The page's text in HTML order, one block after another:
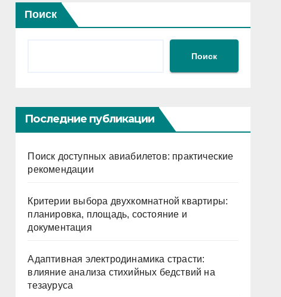
Поиск
Поиск
Последние публикации
Поиск доступных авиабилетов: практические
рекомендации
Критерии выбора двухкомнатной квартиры:
планировка, площадь, состояние и
документация
Адаптивная электродинамика страсти:
влияние анализа стихийных бедствий на
тезауруса